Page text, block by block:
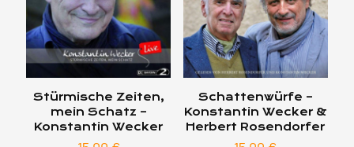
Stürmische Zeiten,
mein Schatz –
Konstantin Wecker
Schattenwürfe –
Konstantin Wecker &
Herbert Rosendorfer